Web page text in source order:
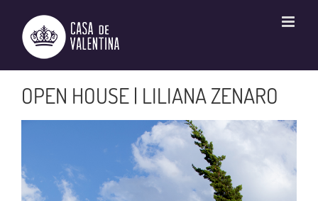
conteúdo
OPEN HOUSE | LILIANA ZENARO